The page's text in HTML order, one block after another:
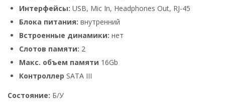
Интерфейсы: USB, Mic In, Headphones Out, RJ-45
Блока питания: внутренний
Встроенные динамики: нет
Слотов памяти: 2
Макс. объем памяти 16Gb
Контроллер SATA III
Состояние: Б/У